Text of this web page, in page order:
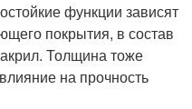
функции зависят
покрытия, в состав
Толщина тоже
на прочность